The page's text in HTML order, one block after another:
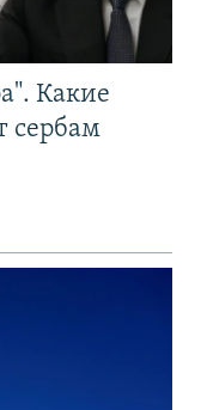
Какие
сербам